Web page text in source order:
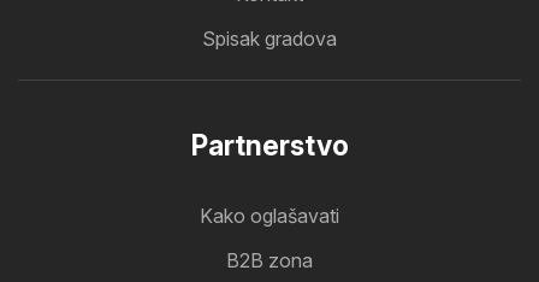
Spisak gradova
Partnerstvo
Kako oglašavati
B2B zona